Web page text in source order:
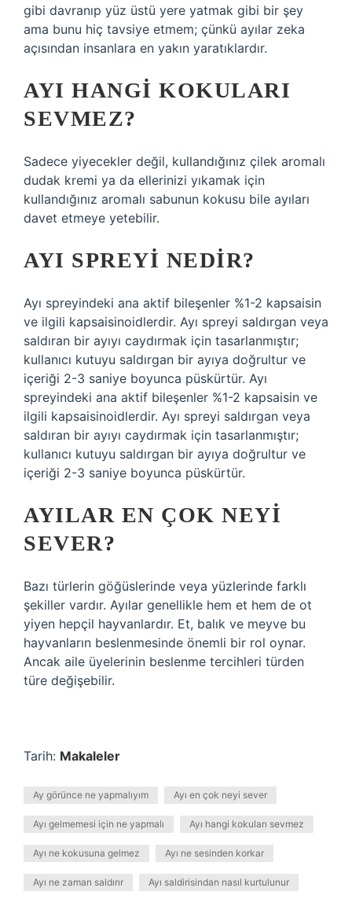
gibi davranıp yüz üstü yere yatmak gibi bir şey
ama bunu hiç tavsiye etmem; çünkü ayılar zeka
açısından insanlara en yakın yaratıklardır.
AYI HANGI KOKULARI
SEVMEZ?
Sadece yiyecekler değil, kullandığınız çilek aromalı
dudak kremi ya da ellerinizi yıkamak için
kullandığınız aromalı sabunun kokusu bile ayıları
davet etmeye yetebilir.
AYI SPREYI NEDIR?
Ayı spreyindeki ana aktif bileşenler %1-2 kapsaisin
ve ilgili kapsaisinoidlerdir. Ayı spreyi saldırgan veya
saldıran bir ayıyı caydırmak için tasarlanmıştır;
kullanıcı kutuyu saldırgan bir ayıya doğrultur ve
içeriği 2-3 saniye boyunca püskürtür. Ayı
spreyindeki ana aktif bileşenler %1-2 kapsaisin ve
ilgili kapsaisinoidlerdir. Ayı spreyi saldırgan veya
saldıran bir ayıyı caydırmak için tasarlanmıştır;
kullanıcı kutuyu saldırgan bir ayıya doğrultur ve
içeriği 2-3 saniye boyunca püskürtür.
AYILAR EN ÇOK NEYI
SEVER?
Bazı türlerin göğüslerinde veya yüzlerinde farklı
şekiller vardır. Ayılar genellikle hem et hem de ot
yiyen hepçil hayvanlardır. Et, balık ve meyve bu
hayvanların beslenmesinde önemli bir rol oynar.
Ancak aile üyelerinin beslenme tercihleri ​​türden
türe değişebilir.
Tarih: Makaleler
Ay görünce ne yapmalıyım Ayı en çok neyi sever
Ayı gelmemesi için ne yapmalı Ayı hangi kokuları sevmez
Ayı ne kokusuna gelmez Ayı ne sesinden korkar
Ayı ne zaman saldırır Ayı saldirisindan nasıl kurtulunur